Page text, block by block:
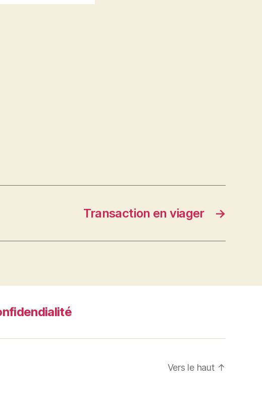
→
Transaction en viager
Vers le haut ↑